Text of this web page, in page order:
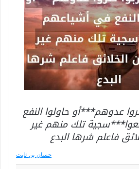
عدوهم***أو حاولوا النفع
تلك منهم غير
فاعلم شرها البدع
حسان بن ثابت